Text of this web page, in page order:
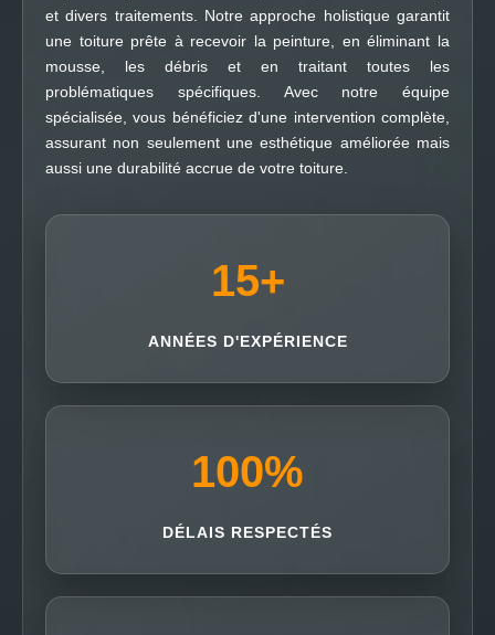
et divers traitements. Notre approche holistique garantit
une toiture prête à recevoir la peinture, en éliminant la
mousse, les débris et en traitant toutes les
problématiques spécifiques. Avec notre équipe
spécialisée, vous bénéficiez d'une intervention complète,
assurant non seulement une esthétique améliorée mais
aussi une durabilité accrue de votre toiture.
15+
ANNÉES D'EXPÉRIENCE
100%
DÉLAIS RESPECTÉS